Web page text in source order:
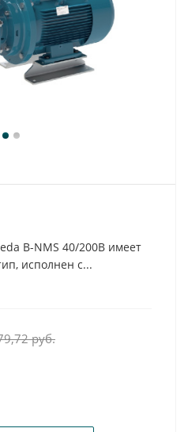
B-NMS 40/200B имеет
исполнен с...
руб.